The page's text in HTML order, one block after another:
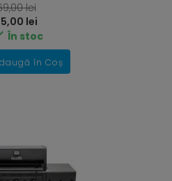
lei
lei
În stoc
în Coș